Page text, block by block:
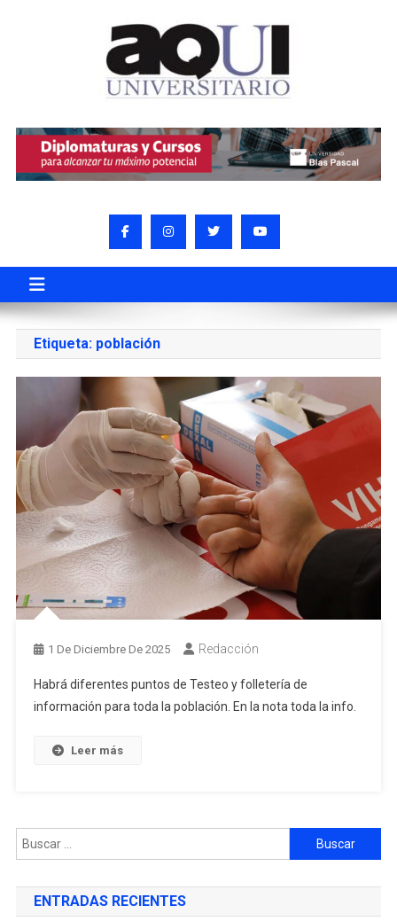
Etiqueta: población
1 De Diciembre De 2025 Redacción
Habrá diferentes puntos de Testeo y folletería de
información para toda la población. En la nota toda la info.
Leer más
ENTRADAS RECIENTES